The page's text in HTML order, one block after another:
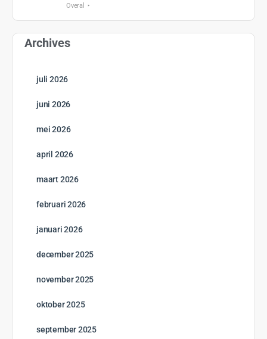
Overal
Archives
juli 2026
juni 2026
mei 2026
april 2026
maart 2026
februari 2026
januari 2026
december 2025
november 2025
oktober 2025
september 2025